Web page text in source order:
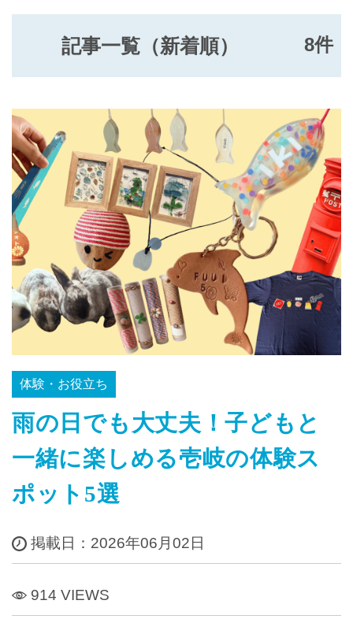
記事一覧（新着順） 8件
体験・お役立ち
雨の日でも大丈夫！子どもと
一緒に楽しめる壱岐の体験ス
ポット5選
掲載日：2026年06月02日
914 VIEWS